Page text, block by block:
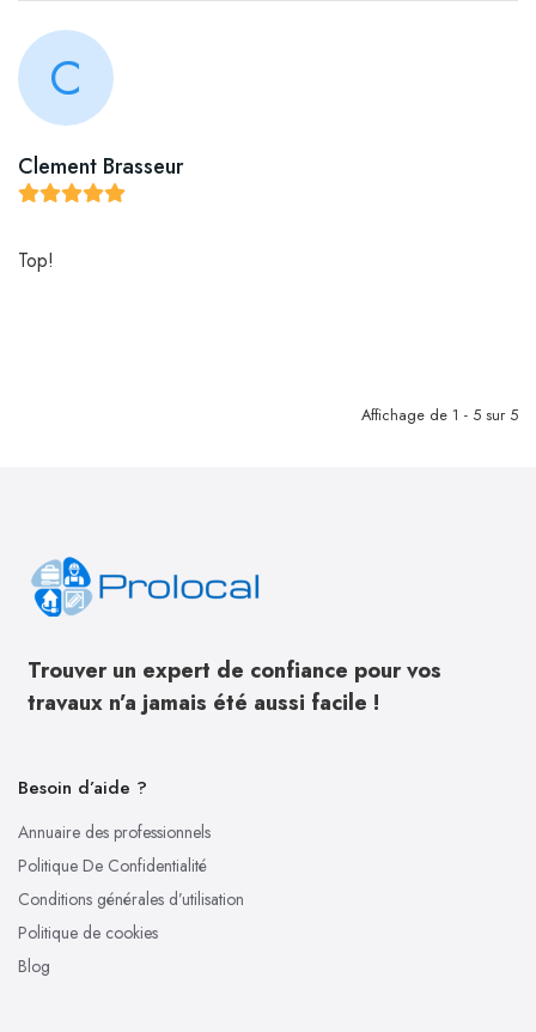
C
Clement Brasseur
Top!
Affichage de 1 - 5 sur 5
Trouver un expert de confiance pour vos
travaux n’a jamais été aussi facile !
Besoin d’aide ?
Annuaire des professionnels
Politique De Confidentialité
Conditions générales d’utilisation
Politique de cookies
Blog